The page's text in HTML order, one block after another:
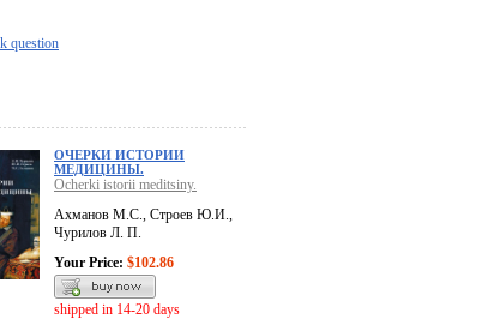
question
ОЧЕРКИ ИСТОРИИ
МЕДИЦИНЫ.
Ocherki istorii meditsiny.
Ахманов М.С., Строев Ю.И.,
Чурилов Л. П.
Your Price: $102.86
shipped in 14-20 days